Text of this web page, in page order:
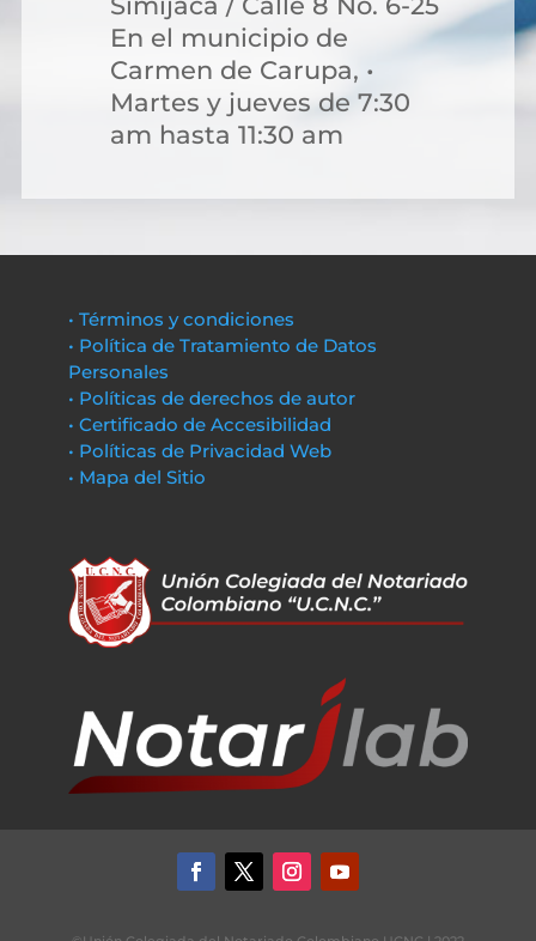
En el municipio de
Carmen de Carupa, •
Martes y jueves de 7:30
am hasta 11:30 am
• Términos y condiciones
• Política de Tratamiento de Datos
Personales
• Políticas de derechos de autor
• Certificado de Accesibilidad
• Políticas de Privacidad Web
• Mapa del Sitio